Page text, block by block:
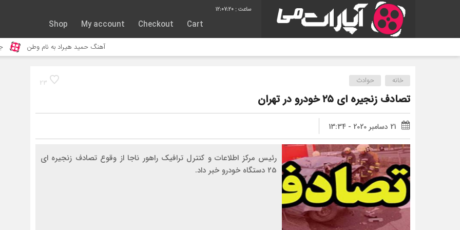
12:07:21
Cart
Checkout
My account
Shop
آهنگ حمید هیراد به نام وطن جنگ و
23 خانه حوادث
تصادف زنجیره ای ۲۵ خودرو در تهران
21 دسامبر 2020 - 13:34
رئیس مرکز اطلاعات و کنترل ترافیک راهور ناجا از وقوع تصادف زنجیره ای
25 دستگاه خودرو خبر داد.